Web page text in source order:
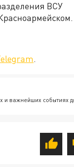
ВСУ
.
и важнейших событиях